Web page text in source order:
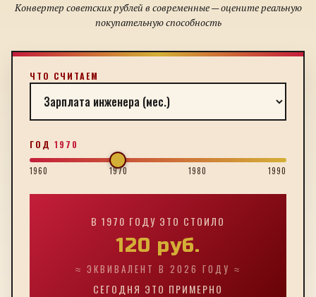
Конвертер советских рублей в современные — оцените реальную
покупательную способность
ЧТО СЧИТАЕМ
ГОД 1970
1960 1970 1980 1990
В 1970 ГОДУ ЭТО СТОИЛО
120 руб.
≈ ЭКВИВАЛЕНТ В 2026 ГОДУ ≈
СЕГОДНЯ ЭТО ПРИМЕРНО